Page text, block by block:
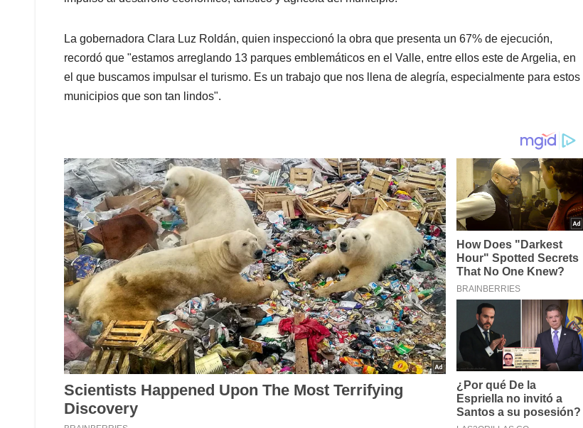
La gobernadora Clara Luz Roldán, quien inspeccionó la obra que presenta un 67% de ejecución,
recordó que "estamos arreglando 13 parques emblemáticos en el Valle, entre ellos este de Argelia, en
el que buscamos impulsar el turismo. Es un trabajo que nos llena de alegría, especialmente para estos
municipios que son tan lindos".